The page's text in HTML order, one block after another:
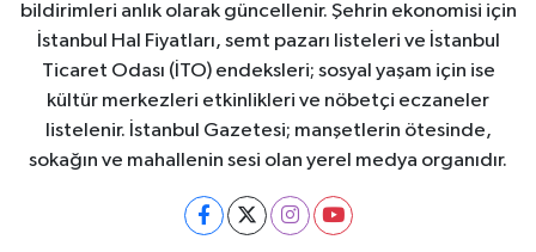
bildirimleri anlık olarak güncellenir. Şehrin ekonomisi için
İstanbul Hal Fiyatları, semt pazarı listeleri ve İstanbul
Ticaret Odası (İTO) endeksleri; sosyal yaşam için ise
kültür merkezleri etkinlikleri ve nöbetçi eczaneler
listelenir. İstanbul Gazetesi; manşetlerin ötesinde,
sokağın ve mahallenin sesi olan yerel medya organıdır.